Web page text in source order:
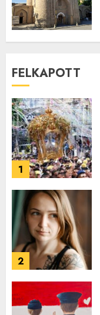
FELKAPOTT
1
2